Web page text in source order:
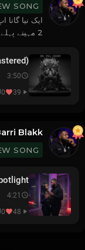
SONG
ایک نیا گانا
2 مہینے پہلے
3:50
39
0
Blakk
SONG
4:21
48
0